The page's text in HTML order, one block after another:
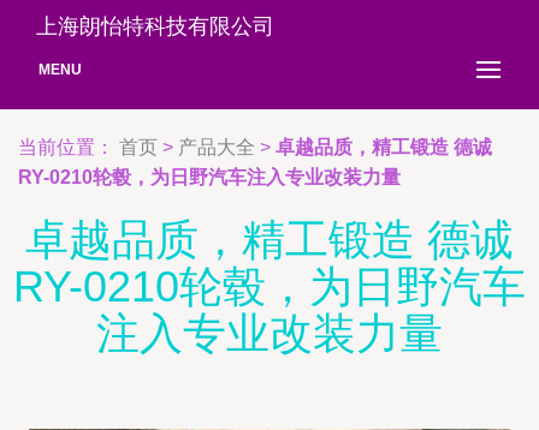
上海朗怡特科技有限公司
MENU
当前位置： 首页 > 产品大全 > 卓越品质，精工锻造 德诚
RY-0210轮毂，为日野汽车注入专业改装力量
卓越品质，精工锻造 德诚
RY-0210轮毂，为日野汽车
注入专业改装力量